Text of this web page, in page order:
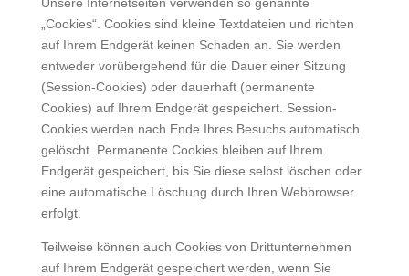
„Cookies“. Cookies sind kleine Textdateien und richten
auf Ihrem Endgerät keinen Schaden an. Sie werden
entweder vorübergehend für die Dauer einer Sitzung
(Session-Cookies) oder dauerhaft (permanente
Cookies) auf Ihrem Endgerät gespeichert. Session-
Cookies werden nach Ende Ihres Besuchs automatisch
gelöscht. Permanente Cookies bleiben auf Ihrem
Endgerät gespeichert, bis Sie diese selbst löschen oder
eine automatische Löschung durch Ihren Webbrowser
erfolgt.
Teilweise können auch Cookies von Drittunternehmen
auf Ihrem Endgerät gespeichert werden, wenn Sie